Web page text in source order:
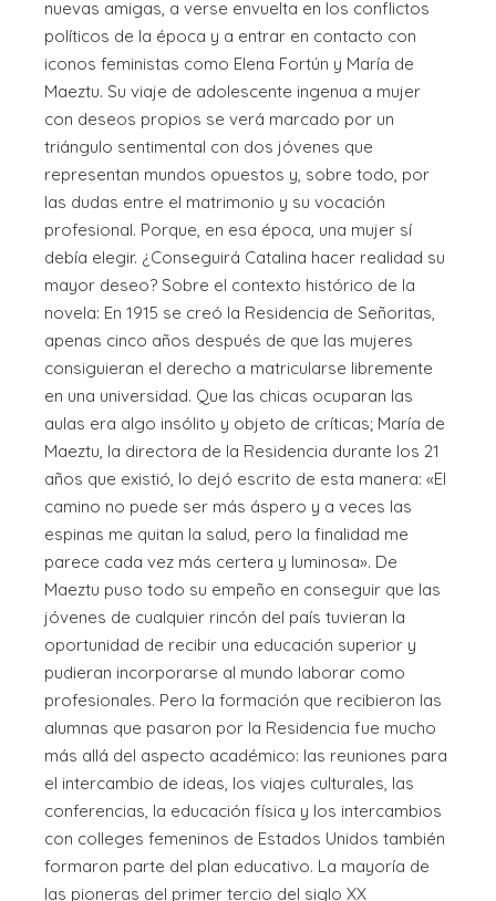
nuevas amigas, a verse envuelta en los conflictos
políticos de la época y a entrar en contacto con
iconos feministas como Elena Fortún y María de
Maeztu. Su viaje de adolescente ingenua a mujer
con deseos propios se verá marcado por un
triángulo sentimental con dos jóvenes que
representan mundos opuestos y, sobre todo, por
las dudas entre el matrimonio y su vocación
profesional. Porque, en esa época, una mujer sí
debía elegir. ¿Conseguirá Catalina hacer realidad su
mayor deseo? Sobre el contexto histórico de la
novela: En 1915 se creó la Residencia de Señoritas,
apenas cinco años después de que las mujeres
consiguieran el derecho a matricularse libremente
en una universidad. Que las chicas ocuparan las
aulas era algo insólito y objeto de críticas; María de
Maeztu, la directora de la Residencia durante los 21
años que existió, lo dejó escrito de esta manera: «El
camino no puede ser más áspero y a veces las
espinas me quitan la salud, pero la finalidad me
parece cada vez más certera y luminosa». De
Maeztu puso todo su empeño en conseguir que las
jóvenes de cualquier rincón del país tuvieran la
oportunidad de recibir una educación superior y
pudieran incorporarse al mundo laborar como
profesionales. Pero la formación que recibieron las
alumnas que pasaron por la Residencia fue mucho
más allá del aspecto académico: las reuniones para
el intercambio de ideas, los viajes culturales, las
conferencias, la educación física y los intercambios
con colleges femeninos de Estados Unidos también
formaron parte del plan educativo. La mayoría de
las pioneras del primer tercio del siglo XX